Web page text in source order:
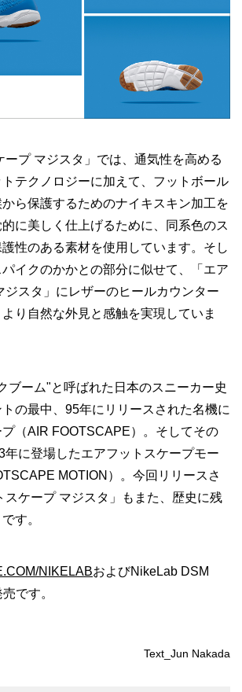
ープ マジスタ」では、通気性を高める
テクノロジーに加えて、フットボール
ら保護するためのナイキスキン加工を
に美しく仕上げるために、同系色のス
性のある素材を使用しています。そし
イクのかかとの部分に似せて、「エア
ジスタ」にレザーのヒールカウンター
り自然な外見と感触を実現していま
ブーム"と呼ばれた日本のスニーカー史
の最中、95年にリリースされた名機に
（AIR FOOTSCAPE）。そしてその
年に登場したエアフットスケープモー
MOTION）。今回リリースさ
スケープ マジスタ」もまた、歴史に残
す。
NIKELABおよびNikeLab DSM
です。
Text_Jun Nakada